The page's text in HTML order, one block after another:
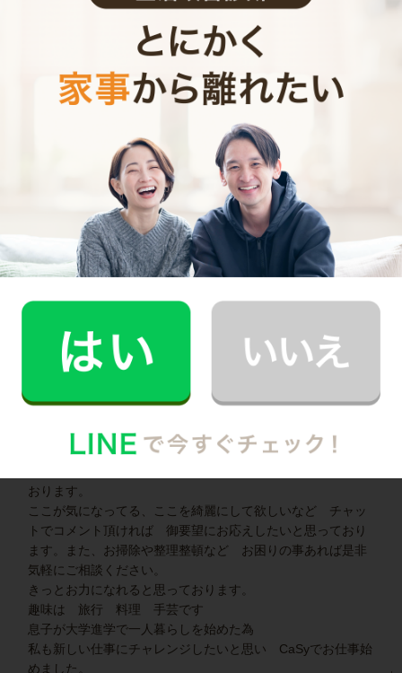
20年以上勤めた仕事を辞めた後、何か今までと違う事をした
いと思うようになりました。そこで思いついたのが家事代行
の仕事でした。
40年の主婦としての経験を生かせるのではと思っています。
家事代行キャストBさん (家事歴25年)
お客様が気持ちよく暮らせるように、丁寧にお掃除をさせて
ャリストの資格を取得しております。
おります。
ここが気になってる、ここを綺麗にして欲しいなど チャッ
トでコメント頂ければ 御要望にお応えしたいと思っており
ます。また、お掃除や整理整頓など お困りの事あれば是非
気軽にご相談ください。
きっとお力になれると思っております。
趣味は 旅行 料理 手芸です
息子が大学進学で一人暮らしを始めた為
私も新しい仕事にチャレンジしたいと思い CaSyでお仕事始
めました。